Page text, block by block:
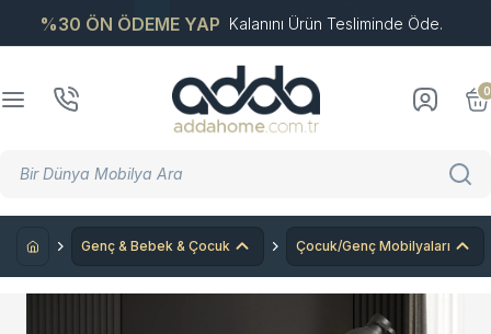
%30 ÖN ÖDEME YAP Kalanını Ürün Tesliminde Öde.
0
Genç & Bebek & Çocuk Çocuk/Genç Mobilyaları